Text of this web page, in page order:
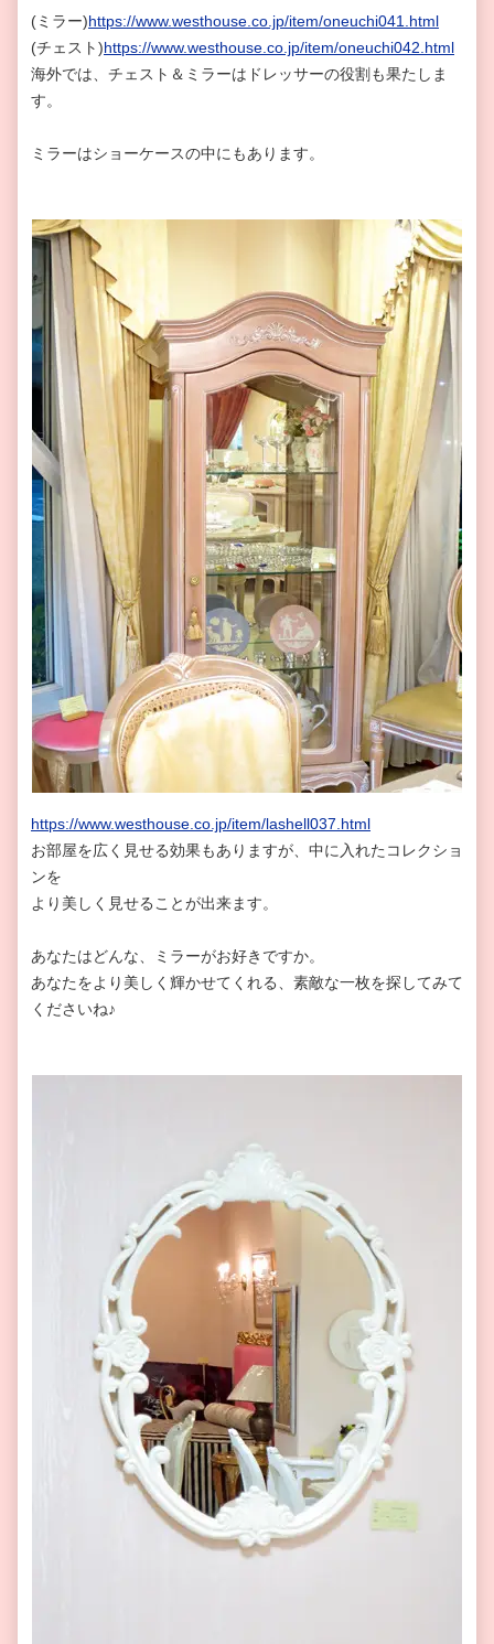
(ミラー)https://www.westhouse.co.jp/item/oneuchi041.html
(チェスト)https://www.westhouse.co.jp/item/oneuchi042.html
海外では、チェスト＆ミラーはドレッサーの役割も果たしま
す。
ミラーはショーケースの中にもあります。
https://www.westhouse.co.jp/item/lashell037.html
お部屋を広く見せる効果もありますが、中に入れたコレクショ
ンを
より美しく見せることが出来ます。
あなたはどんな、ミラーがお好きですか。
あなたをより美しく輝かせてくれる、素敵な一枚を探してみて
くださいね♪